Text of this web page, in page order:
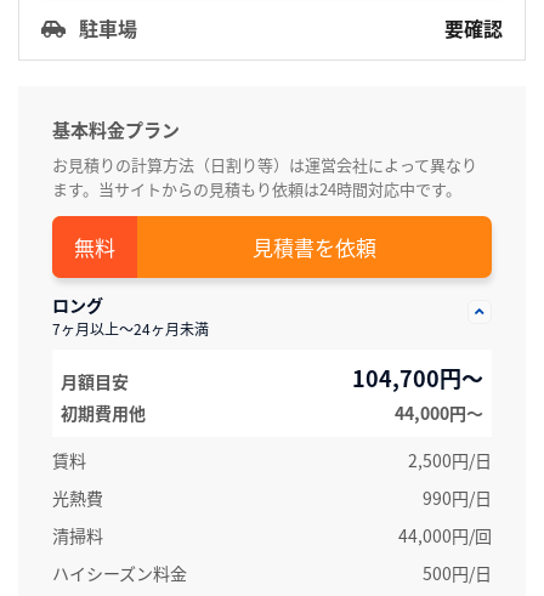
駐車場 要確認
基本料金プラン
お見積りの計算方法（日割り等）は運営会社によって異なり
ます。当サイトからの見積もり依頼は24時間対応中です。
見積書を依頼
ロング
7ヶ月以上～24ヶ月未満
月額目安 104,700円～
初期費用他
44,000円〜
賃料
2,500円/日
光熱費
990円/日
清掃料
44,000円/回
ハイシーズン料金
500円/日